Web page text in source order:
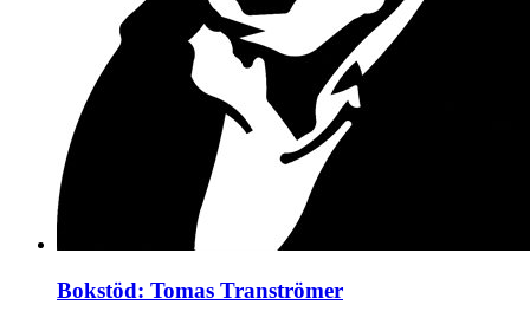
Bokstöd: Tomas Tranströmer